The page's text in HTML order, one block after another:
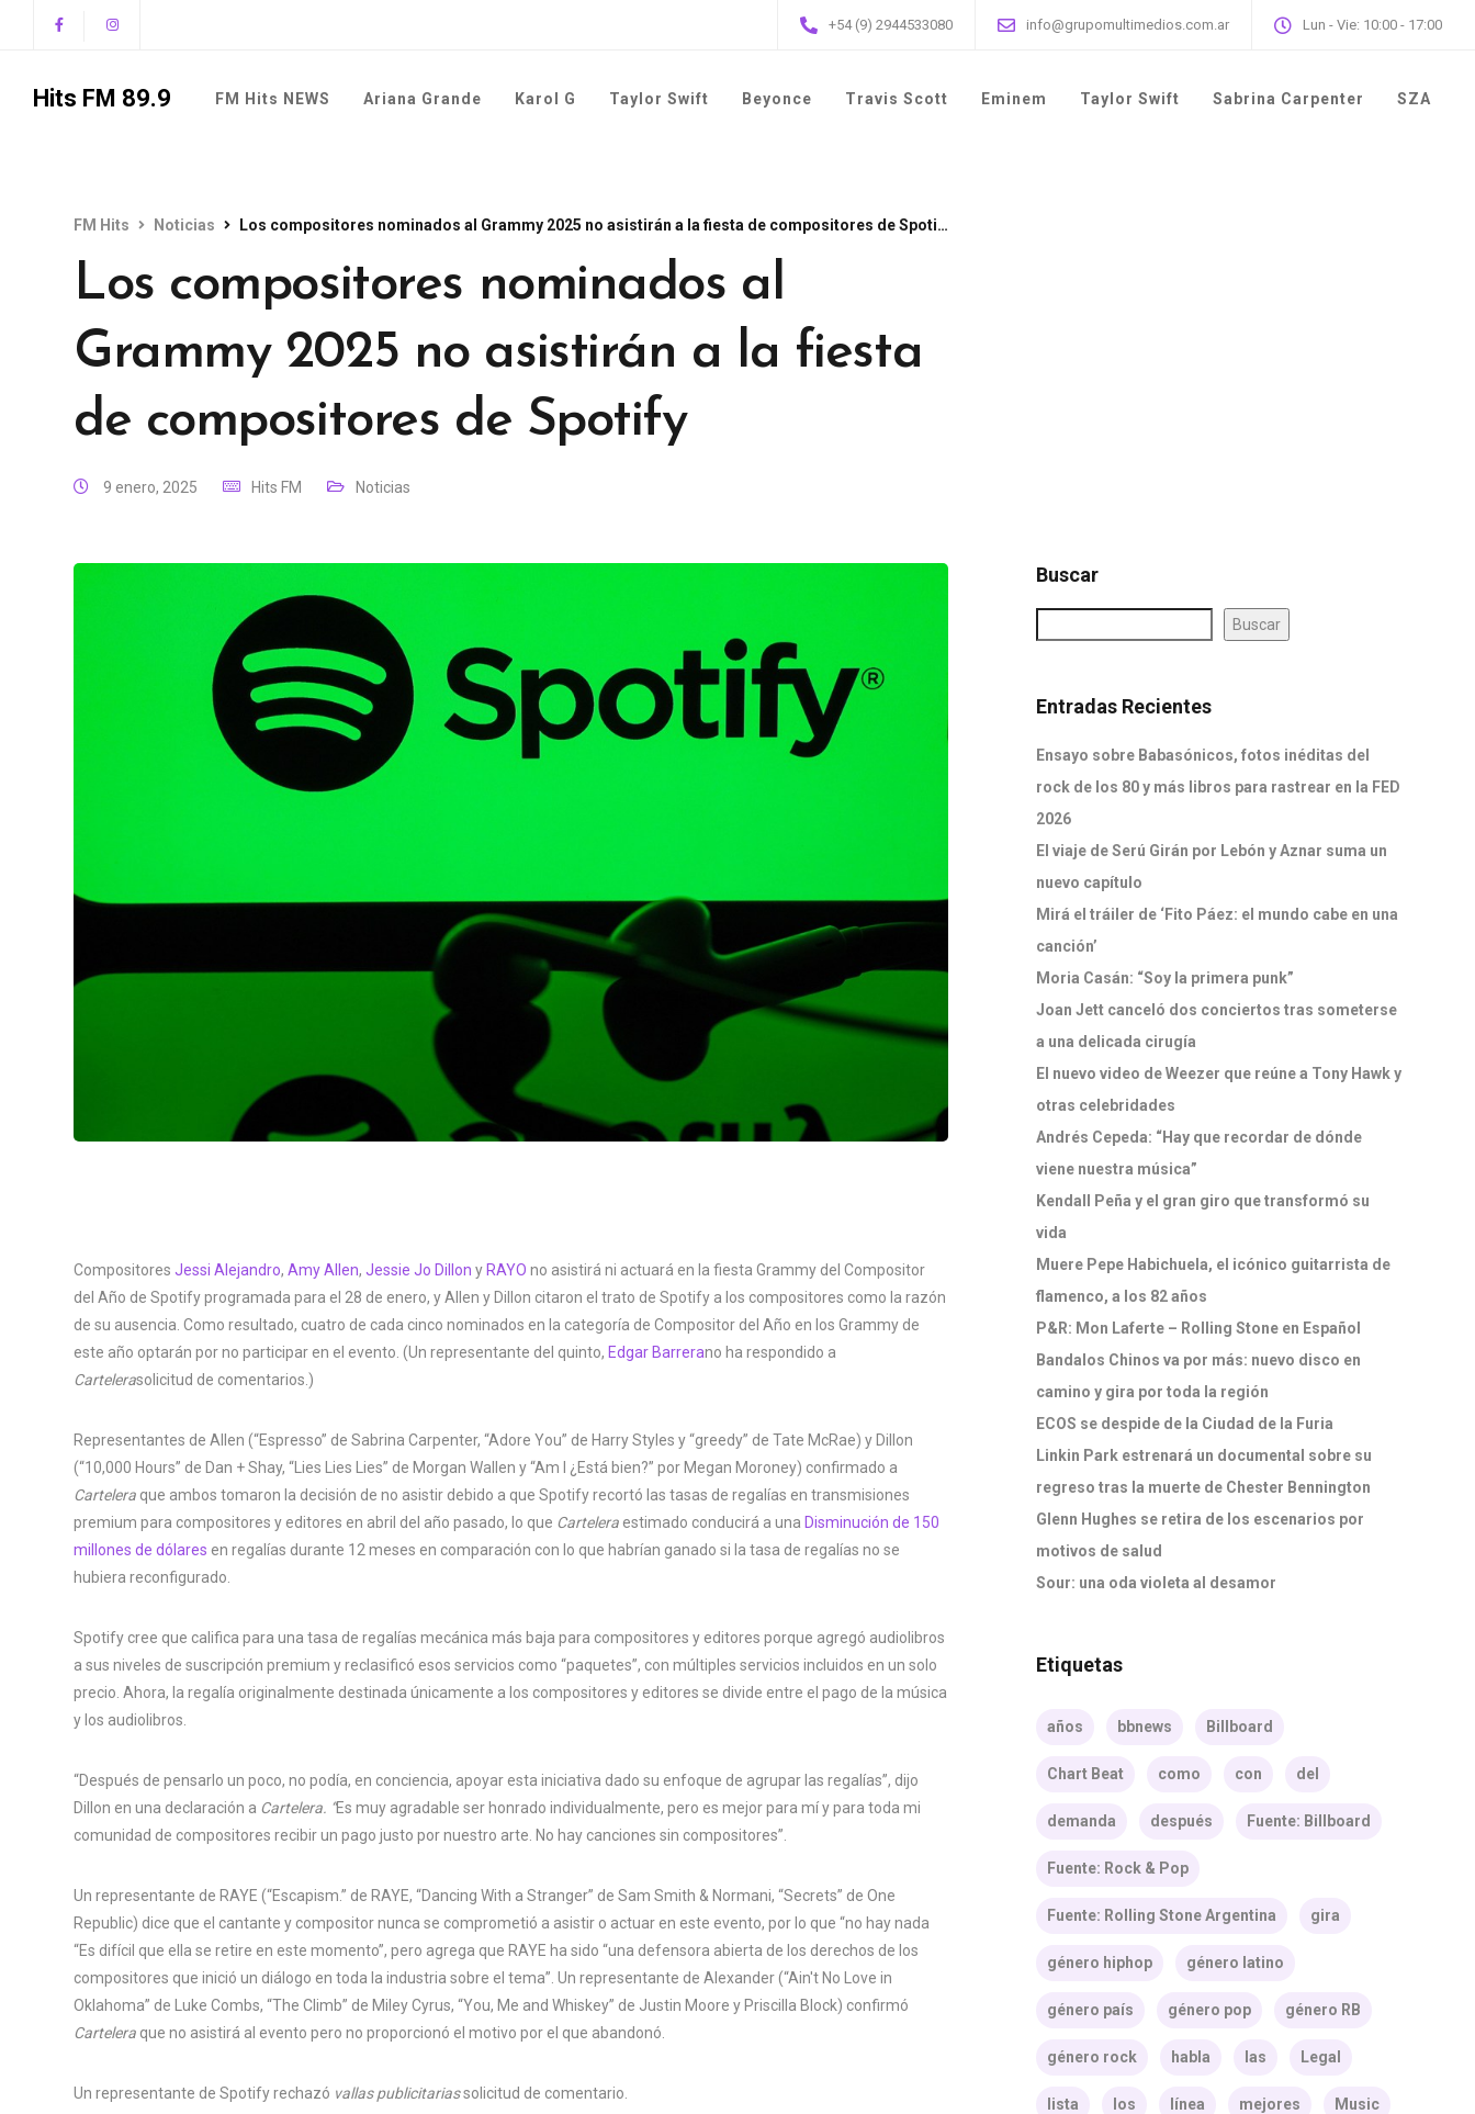
+54 (9) 2944533080 info@grupomultimedios.com.ar Lun - Vie: 10:00 - 17:00
Hits FM 89.9 FM Hits NEWS Ariana Grande Karol G Taylor Swift Beyonce Travis Scott Eminem Taylor Swift Sabrina Carpenter SZA
FM Hits Noticias Los compositores nominados al Grammy 2025 no asistirán a la fiesta de compositores de Spotify
Los compositores nominados al
Grammy 2025 no asistirán a la fiesta
de compositores de Spotify
9 enero, 2025 Hits FM Noticias
Compositores Jessi Alejandro, Amy Allen, Jessie Jo Dillon y RAYO no asistirá ni actuará en la fiesta Grammy del Compositor
del Año de Spotify programada para el 28 de enero, y Allen y Dillon citaron el trato de Spotify a los compositores como la razón
de su ausencia. Como resultado, cuatro de cada cinco nominados en la categoría de Compositor del Año en los Grammy de
este año optarán por no participar en el evento. (Un representante del quinto, Edgar Barrerano ha respondido a
Cartelerasolicitud de comentarios.)
Representantes de Allen (“Espresso” de Sabrina Carpenter, “Adore You” de Harry Styles y “greedy” de Tate McRae) y Dillon
(“10,000 Hours” de Dan + Shay, “Lies Lies Lies” de Morgan Wallen y “Am I ¿Está bien?” por Megan Moroney) confirmado a
Cartelera que ambos tomaron la decisión de no asistir debido a que Spotify recortó las tasas de regalías en transmisiones
premium para compositores y editores en abril del año pasado, lo que Cartelera estimado conducirá a una Disminución de 150
millones de dólares en regalías durante 12 meses en comparación con lo que habrían ganado si la tasa de regalías no se
hubiera reconfigurado.
Spotify cree que califica para una tasa de regalías mecánica más baja para compositores y editores porque agregó audiolibros
a sus niveles de suscripción premium y reclasificó esos servicios como “paquetes”, con múltiples servicios incluidos en un solo
precio. Ahora, la regalía originalmente destinada únicamente a los compositores y editores se divide entre el pago de la música
y los audiolibros.
“Después de pensarlo un poco, no podía, en conciencia, apoyar esta iniciativa dado su enfoque de agrupar las regalías”, dijo
Dillon en una declaración a Cartelera. “Es muy agradable ser honrado individualmente, pero es mejor para mí y para toda mi
comunidad de compositores recibir un pago justo por nuestro arte. No hay canciones sin compositores”.
Un representante de RAYE (“Escapism.” de RAYE, “Dancing With a Stranger” de Sam Smith & Normani, “Secrets” de One
Republic) dice que el cantante y compositor nunca se comprometió a asistir o actuar en este evento, por lo que “no hay nada
“Es difícil que ella se retire en este momento”, pero agrega que RAYE ha sido “una defensora abierta de los derechos de los
compositores que inició un diálogo en toda la industria sobre el tema”. Un representante de Alexander (“Ain't No Love in
Oklahoma” de Luke Combs, “The Climb” de Miley Cyrus, “You, Me and Whiskey” de Justin Moore y Priscilla Block) confirmó
Cartelera que no asistirá al evento pero no proporcionó el motivo por el que abandonó.
Un representante de Spotify rechazó vallas publicitariassolicitud de comentario.
Buscar
Buscar
Entradas Recientes
Ensayo sobre Babasónicos, fotos inéditas del
rock de los 80 y más libros para rastrear en la FED
2026
El viaje de Serú Girán por Lebón y Aznar suma un
nuevo capítulo
Mirá el tráiler de ‘Fito Páez: el mundo cabe en una
canción’
Moria Casán: “Soy la primera punk”
Joan Jett canceló dos conciertos tras someterse
a una delicada cirugía
El nuevo video de Weezer que reúne a Tony Hawk y
otras celebridades
Andrés Cepeda: “Hay que recordar de dónde
viene nuestra música”
Kendall Peña y el gran giro que transformó su
vida
Muere Pepe Habichuela, el icónico guitarrista de
flamenco, a los 82 años
P&R: Mon Laferte – Rolling Stone en Español
Bandalos Chinos va por más: nuevo disco en
camino y gira por toda la región
ECOS se despide de la Ciudad de la Furia
Linkin Park estrenará un documental sobre su
regreso tras la muerte de Chester Bennington
Glenn Hughes se retira de los escenarios por
motivos de salud
Sour: una oda violeta al desamor
Etiquetas
años bbnews Billboard
Chart Beat como con del
demanda después Fuente: Billboard
Fuente: Rock & Pop
Fuente: Rolling Stone Argentina gira
género hiphop género latino
género país género pop género RB
género rock habla las Legal
lista los línea mejores Music